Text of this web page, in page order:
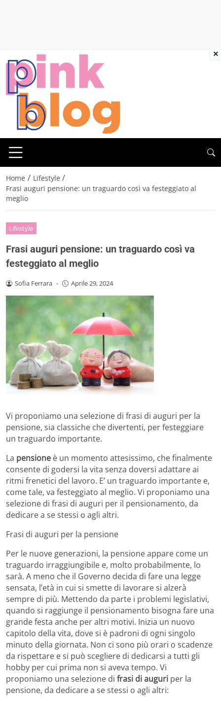
Home / Lifestyle /
Frasi auguri pensione: un traguardo così va festeggiato al
meglio
Lifestyle
Frasi auguri pensione: un traguardo così va
festeggiato al meglio
Sofia Ferrara - Aprile 29, 2024
Vi proponiamo una selezione di frasi di auguri per la
pensione, sia classiche che divertenti, per festeggiare
un traguardo importante.
La pensione è un momento attesissimo, che finalmente
consente di godersi la vita senza doversi adattare ai
ritmi frenetici del lavoro. E’ un traguardo importante e,
come tale, va festeggiato al meglio. Vi proponiamo una
selezione di frasi di auguri per il pensionamento, da
dedicare a se stessi o agli altri.
Frasi di auguri per la pensione
Per le nuove generazioni, la pensione appare come un
traguardo irraggiungibile e, molto probabilmente, lo
sarà. A meno che il Governo decida di fare una legge
sensata, l’età in cui si smette di lavorare si alzerà
sempre di più. Mettendo da parte i problemi legislativi,
quando si raggiunge il pensionamento bisogna fare una
grande festa anche per altri motivi. Inizia un nuovo
capitolo della vita, dove si è padroni di ogni singolo
minuto della giornata. Non ci sono più orari o scadenze
da rispettare e si può scegliere di dedicarsi a tutti gli
hobby per cui prima non si aveva tempo. Vi
proponiamo una selezione di frasi di auguri per la
pensione, da dedicare a se stessi o agli altri:
×